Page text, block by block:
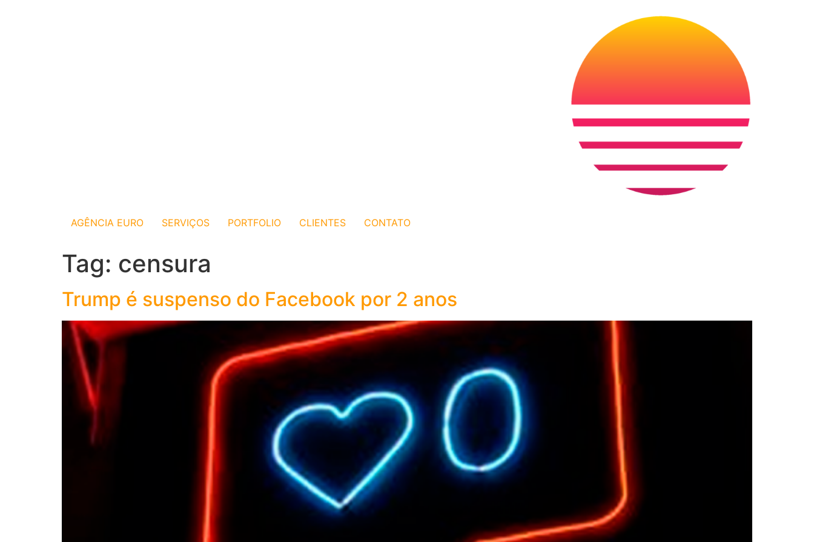
AGÊNCIA EURO SERVIÇOS PORTFOLIO CLIENTES CONTATO
Tag: censura
Trump é suspenso do Facebook por 2 anos